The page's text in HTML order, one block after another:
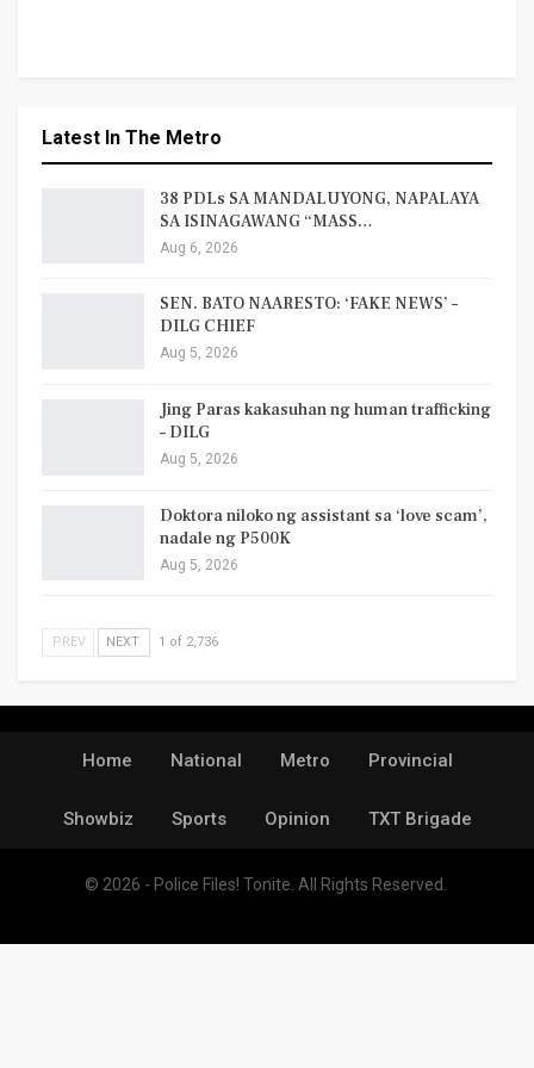
Latest In The Metro
38 PDLs SA MANDALUYONG, NAPALAYA
SA ISINAGAWANG “MASS…
Aug 6, 2026
SEN. BATO NAARESTO: ‘FAKE NEWS’ –
DILG CHIEF
Aug 5, 2026
Jing Paras kakasuhan ng human trafficking
– DILG
Aug 5, 2026
Doktora niloko ng assistant sa ‘love scam’,
nadale ng P500K
Aug 5, 2026
PREV NEXT 1 of 2,736
Home National Metro Provincial
Showbiz Sports Opinion TXT Brigade
© 2026 - Police Files! Tonite. All Rights Reserved.